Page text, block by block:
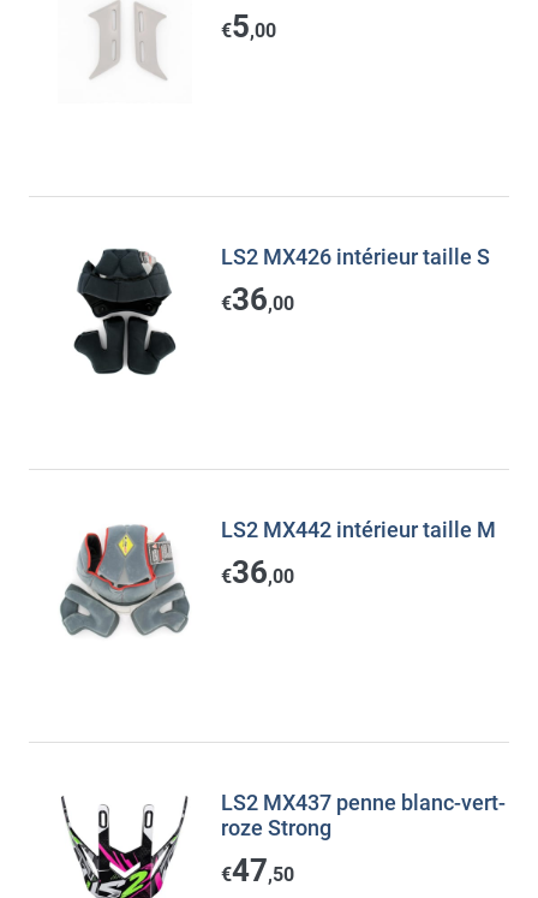
€5,00
LS2 MX426 intérieur taille S
€36,00
LS2 MX442 intérieur taille M
€36,00
LS2 MX437 penne blanc-vert-
roze Strong
€47,50